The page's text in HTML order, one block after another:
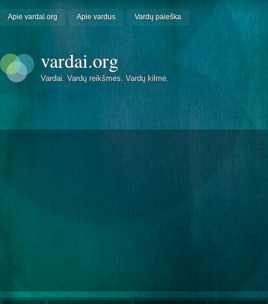
Apie vardai.org Apie vardus Vardų paieška
vardai.org
Vardai. Vardų reikšmės. Vardų kilmė.